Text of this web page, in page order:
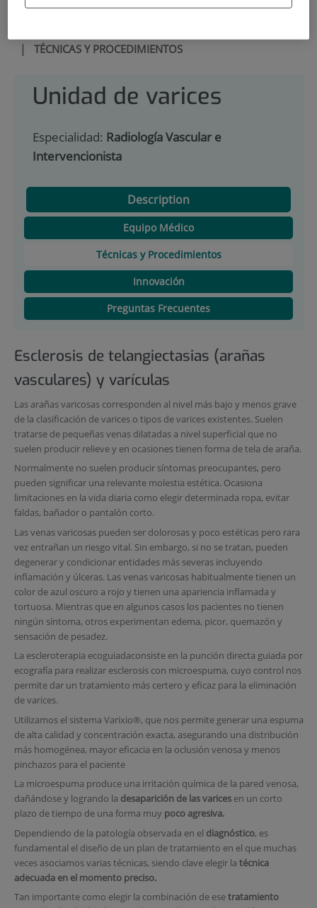
| TÉCNICAS Y PROCEDIMIENTOS
Unidad de varices
Especialidad: Radiología Vascular e
Intervencionista
Description
Equipo Médico
Técnicas y Procedimientos
Innovación
Preguntas Frecuentes
Esclerosis de telangiectasias (arañas
vasculares) y varículas
Las arañas varicosas corresponden al nivel más bajo y menos grave
de la clasificación de varices o tipos de varices existentes. Suelen
tratarse de pequeñas venas dilatadas a nivel superficial que no
suelen producir relieve y en ocasiones tienen forma de tela de araña.
Normalmente no suelen producir síntomas preocupantes, pero
pueden significar una relevante molestia estética. Ocasiona
limitaciones en la vida diaria como elegir determinada ropa, evitar
faldas, bañador o pantalón corto.
Las venas varicosas pueden ser dolorosas y poco estéticas pero rara
vez entrañan un riesgo vital. Sin embargo, si no se tratan, pueden
degenerar y condicionar entidades más severas incluyendo
inflamación y úlceras. Las venas varicosas habitualmente tienen un
color de azul oscuro a rojo y tienen una apariencia inflamada y
tortuosa. Mientras que en algunos casos los pacientes no tienen
ningún síntoma, otros experimentan edema, picor, quemazón y
sensación de pesadez.
La escleroterapia ecoguiadaconsiste en la punción directa guiada por
ecografía para realizar esclerosis con microespuma, cuyo control nos
permite dar un tratamiento más certero y eficaz para la eliminación
de varices.
Utilizamos el sistema Varixio®, que nos permite generar una espuma
de alta calidad y concentración exacta, asegurando una distribución
más homogénea, mayor eficacia en la oclusión venosa y menos
pinchazos para el paciente
La microespuma produce una irritación química de la pared venosa,
dañándose y logrando la desaparición de las varicesen un corto
plazo de tiempo de una forma muy poco agresiva.
Dependiendo de la patología observada en el diagnóstico, es
fundamental el diseño de un plan de tratamiento en el que muchas
veces asociamos varias técnicas, siendo clave elegir la técnica
adecuada en el momento preciso.
Tan importante como elegir la combinación de esetratamiento